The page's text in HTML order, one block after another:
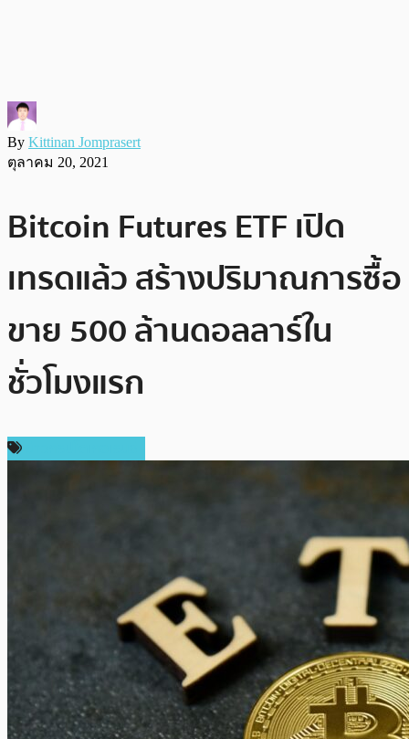
By Kittinan Jomprasert
ตุลาคม 20, 2021
Bitcoin Futures ETF เปิด
เทรดแล้ว สร้างปริมาณการซื้อ
ขาย 500 ล้านดอลลาร์ใน
ชั่วโมงแรก